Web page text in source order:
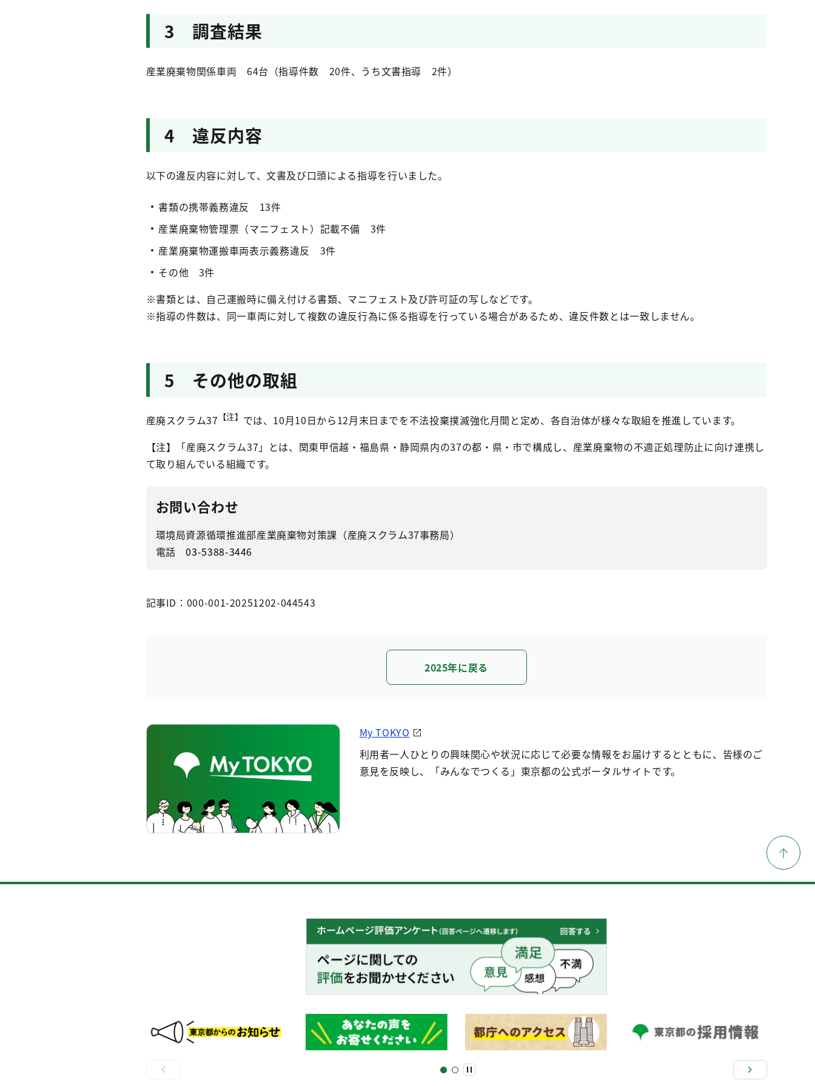
3 調査結果
産業廃棄物関係車両 64台（指導件数 20件、うち文書指導 2件）
4 違反内容
以下の違反内容に対して、文書及び口頭による指導を行いました。
書類の携帯義務違反 13件
産業廃棄物管理票（マニフェスト）記載不備 3件
産業廃棄物運搬車両表示義務違反 3件
その他 3件
※書類とは、自己運搬時に備え付ける書類、マニフェスト及び許可証の写しなどです。
※指導の件数は、同一車両に対して複数の違反行為に係る指導を行っている場合があるため、違反件数とは一致しません。
5 その他の取組
産廃スクラム37 【注】 では、10月10日から12月末日までを不法投棄撲滅強化月間と定め、各自治体が様々な取組を推進しています。
【注】「産廃スクラム37」とは、関東甲信越・福島県・静岡県内の37の都・県・市で構成し、産業廃棄物の不適正処理防止に向け連携し
て取り組んでいる組織です。
お問い合わせ
環境局資源循環推進部産業廃棄物対策課（産廃スクラム37事務局）
電話03-5388-3446
記事ID：000-001-20251202-044543
2025年に戻る
My TOKYO
利用者一人ひとりの興味関心や状況に応じて必要な情報をお届けするとともに、皆様のご
意見を反映し、「みんなでつくる」東京都の公式ポータルサイトです。